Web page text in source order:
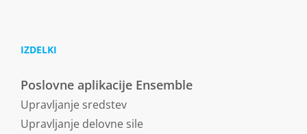
IZDELKI
Poslovne aplikacije Ensemble
Upravljanje sredstev
Upravljanje delovne sile